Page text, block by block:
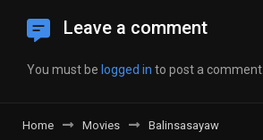
Leave a comment
You must be logged in to post a comment.
Home Movies Balinsasayaw